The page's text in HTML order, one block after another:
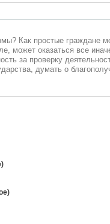
Как простые граждане
может оказаться все
за проверку
думать о